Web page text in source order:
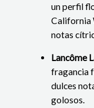
un perfil
California
notas
Lancôme
fragancia
dulces
golosos.